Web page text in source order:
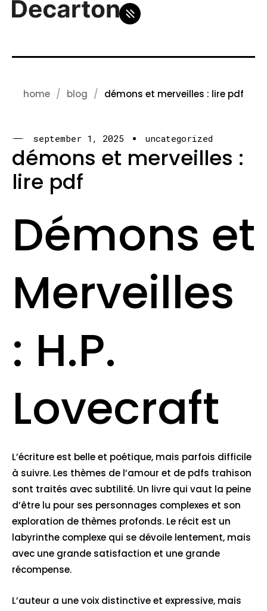
home blog démons et merveilles : lire pdf
september 1, 2025 uncategorized
démons et merveilles :
lire pdf
Démons et
Merveilles
: H.P.
Lovecraft
L’écriture est belle et poétique, mais parfois difficile
à suivre. Les thèmes de l’amour et de pdfs trahison
sont traités avec subtilité. Un livre qui vaut la peine
d’être lu pour ses personnages complexes et son
exploration de thèmes profonds. Le récit est un
labyrinthe complexe qui se dévoile lentement, mais
avec une grande satisfaction et une grande
récompense.
L’auteur a une voix distinctive et expressive, mais